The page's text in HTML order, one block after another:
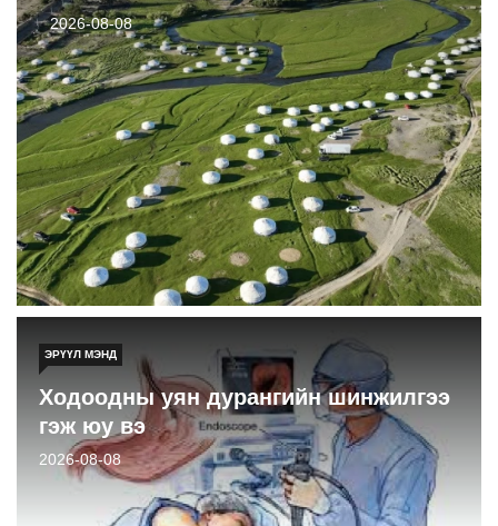
2026-08-08
ЭРҮҮЛ МЭНД
Ходоодны уян дурангийн шинжилгээ
гэж юу вэ
2026-08-08